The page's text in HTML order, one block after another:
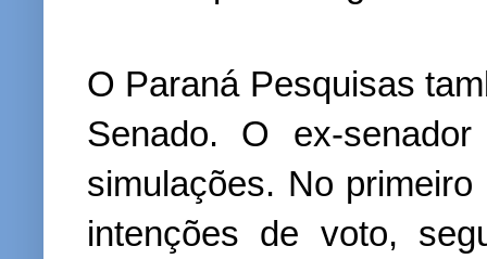
O Paraná Pesquisas
Senado. O ex-
simulações. No
intenções de voto,